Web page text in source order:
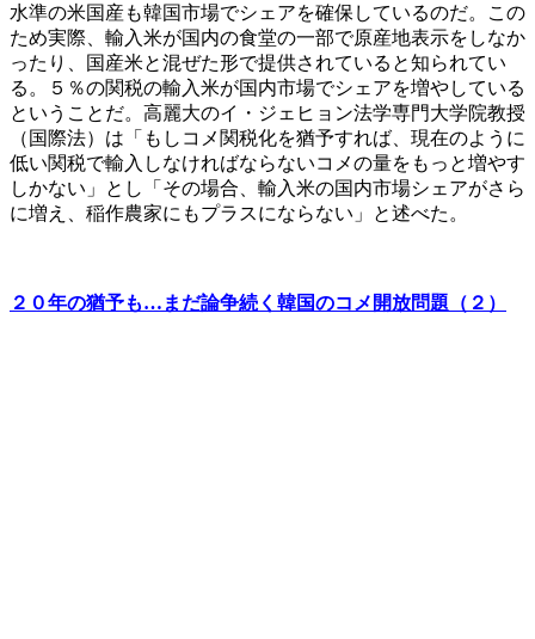
水準の米国産も韓国市場でシェアを確保しているのだ。この
ため実際、輸入米が国内の食堂の一部で原産地表示をしなか
ったり、国産米と混ぜた形で提供されていると知られてい
る。５％の関税の輸入米が国内市場でシェアを増やしている
ということだ。高麗大のイ・ジェヒョン法学専門大学院教授
（国際法）は「もしコメ関税化を猶予すれば、現在のように
低い関税で輸入しなければならないコメの量をもっと増やす
しかない」とし「その場合、輸入米の国内市場シェアがさら
に増え、稲作農家にもプラスにならない」と述べた。
２０年の猶予も…まだ論争続く韓国のコメ開放問題（２）